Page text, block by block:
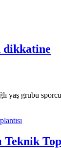
dikkatine
yaş grubu
Teknik